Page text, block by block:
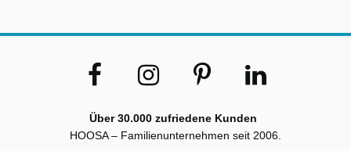
Über 30.000 zufriedene Kunden
HOOSA – Familienunternehmen seit 2006.